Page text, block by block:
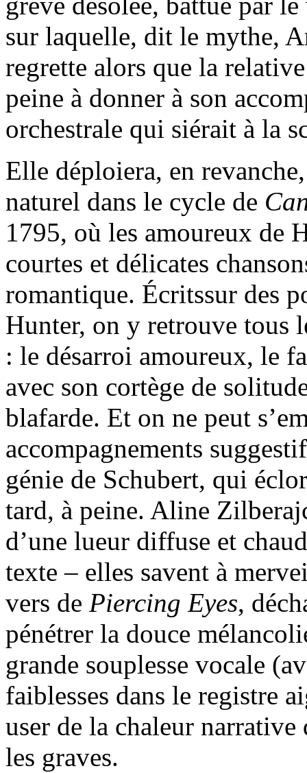
sur laquelle, dit le mythe,
regrette alors que la
peine à donner à son
orchestrale qui siérait à la
Elle déploiera, en
naturel dans le cycle de
1795, où les amoureux de
courtes et délicates
romantique. Écritssur des
Hunter, on y retrouve tous
: le désarroi amoureux, le
avec son cortège de
blafarde. Et on ne peut
accompagnements
génie de Schubert, qui
tard, à peine. Aline
d’une lueur diffuse et
texte – elles savent à
vers de Piercing Eyes,
pénétrer la douce
grande souplesse vocale
faiblesses dans le registre
user de la chaleur
les graves.